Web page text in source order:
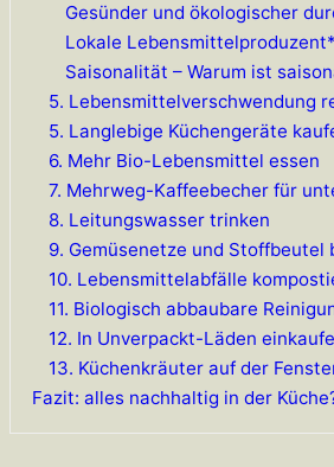
Gesünder und ökologischer
Lokale
Saisonalität – Warum ist
5. Lebensmittelverschwendung
5. Langlebige Küchengeräte
6. Mehr Bio-Lebensmittel essen
7. Mehrweg-Kaffeebecher für
8. Leitungswasser trinken
9. Gemüsenetze und Stoffbeutel
10. Lebensmittelabfälle
11. Biologisch abbaubare
12. In Unverpackt-Läden
13. Küchenkräuter auf der
Fazit: alles nachhaltig in der